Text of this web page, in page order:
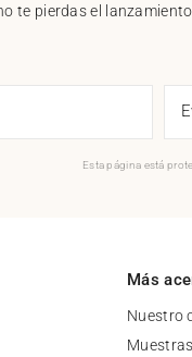
te pierdas el
Esta página está
Más
Nuestro